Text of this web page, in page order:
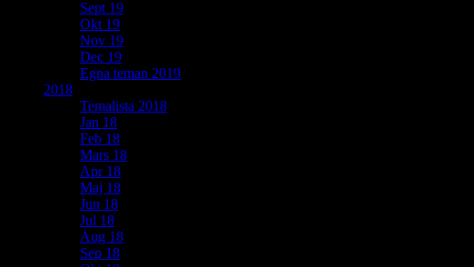
Sept 19
Okt 19
Nov 19
Dec 19
Egna teman 2019
2018
Temalista 2018
Jan 18
Feb 18
Mars 18
Apr 18
Maj 18
Jun 18
Jul 18
Aug 18
Sep 18